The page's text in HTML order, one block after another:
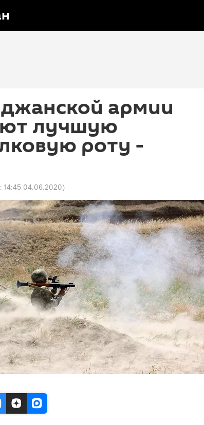
армии
лучшую
роту -
14:45 04.06.2020)